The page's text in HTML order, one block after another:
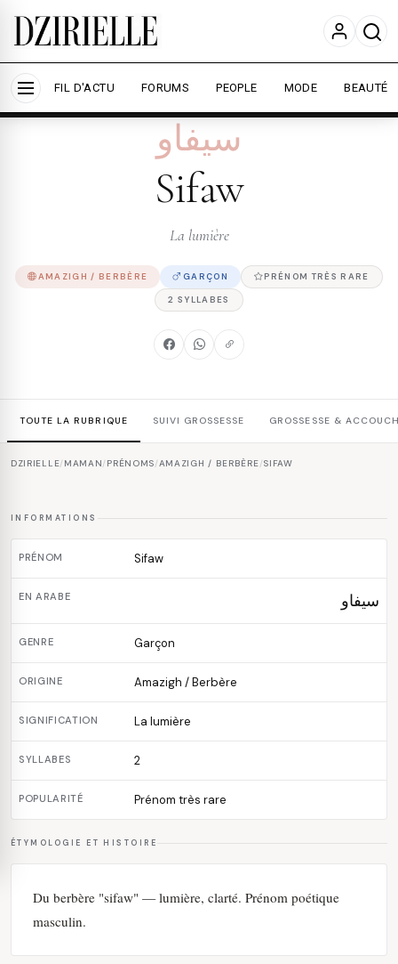
Nous utilisons des cookies pour améliorer votre
expérience et mesurer l'audience.
En savoir plus
Accepter tout Personnaliser
FIL D'ACTU FORUMS PEOPLE MODE BEAUTÉ
سيفاو
Sifaw
La lumière
AMAZIGH / BERBÈRE GARÇON
PRÉNOM TRÈS RARE
2 SYLLABES
TOUTE LA RUBRIQUE SUIVI GROSSESSE GROSSESSE &
DZIRIELLE/ MAMAN/ PRÉNOMS/AMAZIGH / BERBÈRE/SIFAW
INFORMATIONS
PRÉNOM Sifaw
EN ARABE سيفاو
GENRE Garçon
ORIGINE Amazigh / Berbère
SIGNIFICATION La lumière
SYLLABES 2
POPULARITÉ Prénom très rare
ÉTYMOLOGIE ET HISTOIRE
Du berbère "sifaw" — lumière, clarté. Prénom poétique
masculin.